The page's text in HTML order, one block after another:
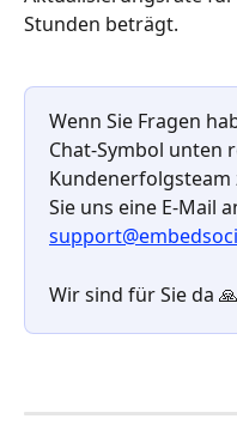
Stunden beträgt.
Wenn Sie Fragen
Chat-Symbol unten
Kundenerfolgsteam
Sie uns eine E-Mail
Wir sind für Sie da 🙏